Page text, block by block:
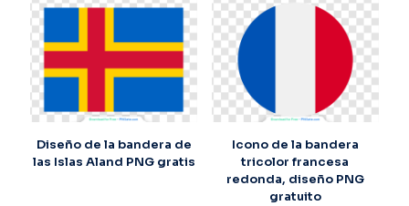
Diseño de la bandera de
las Islas Aland PNG gratis
Icono de la bandera
tricolor francesa
redonda, diseño PNG
gratuito